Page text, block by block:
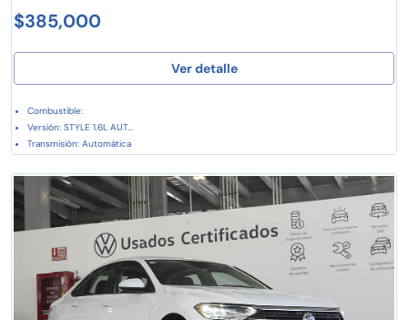
$385,000
Ver detalle
Combustible:
Versión: STYLE 1.6L AUT...
Transmisión: Automática